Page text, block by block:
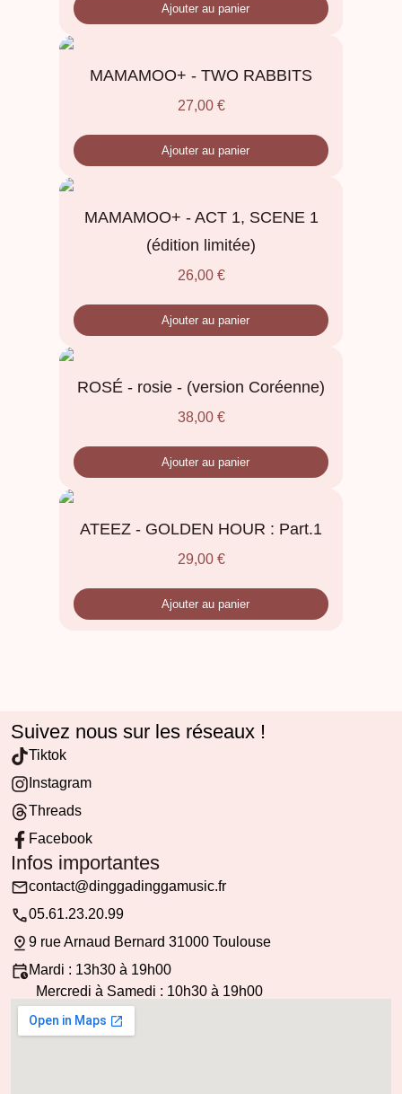
Ajouter au panier
MAMAMOO+ - TWO RABBITS
27,00 €
Ajouter au panier
MAMAMOO+ - ACT 1, SCENE 1
(édition limitée)
26,00 €
Ajouter au panier
ROSÉ - rosie - (version Coréenne)
38,00 €
Ajouter au panier
ATEEZ - GOLDEN HOUR : Part.1
29,00 €
Ajouter au panier
Suivez nous sur les réseaux !
Tiktok
Instagram
Threads
Facebook
Infos importantes
contact@dinggadinggamusic.fr
05.61.23.20.99
9 rue Arnaud Bernard 31000 Toulouse
Mardi : 13h30 à 19h00
Mercredi à Samedi : 10h30 à 19h00